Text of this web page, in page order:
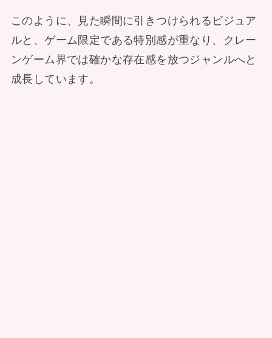
このように、見た瞬間に引きつけられるビジュア
ルと、ゲーム限定である特別感が重なり、クレー
ンゲーム界では確かな存在感を放つジャンルへと
成長しています。